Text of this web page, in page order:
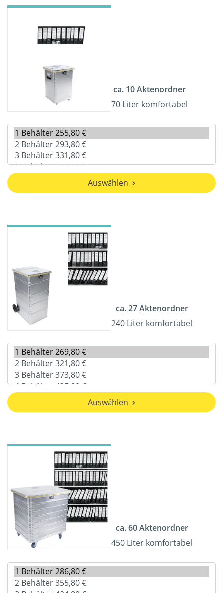
ca. 10 Aktenordner
70 Liter komfortabel
Auswählen
ca. 27 Aktenordner
240 Liter komfortabel
Auswählen
ca. 60 Aktenordner
450 Liter komfortabel